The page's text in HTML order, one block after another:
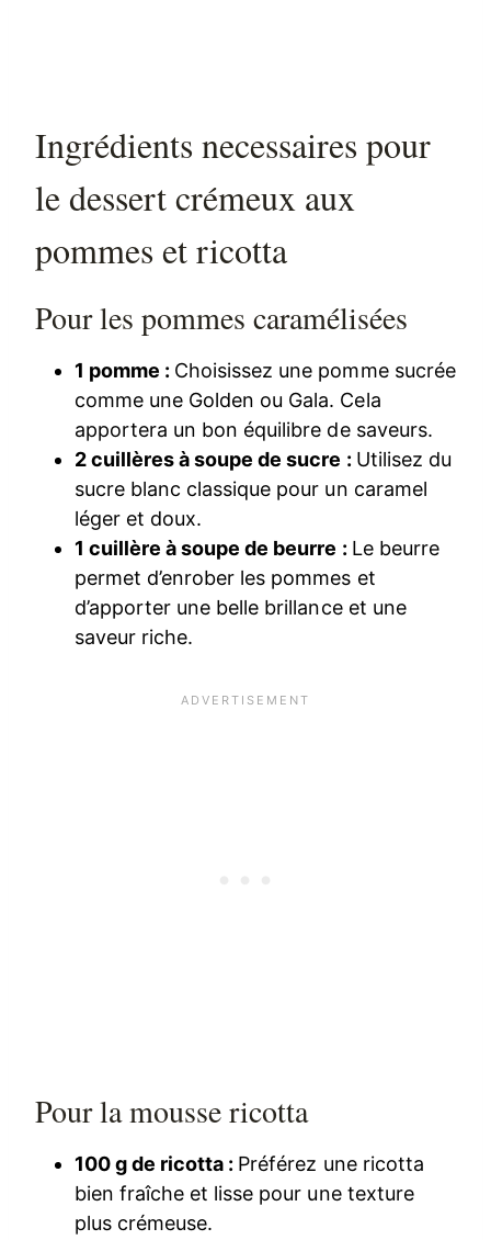
Ingrédients necessaires pour
le dessert crémeux aux
pommes et ricotta
Pour les pommes caramélisées
1 pomme : Choisissez une pomme sucrée
comme une Golden ou Gala. Cela
apportera un bon équilibre de saveurs.
2 cuillères à soupe de sucre : Utilisez du
sucre blanc classique pour un caramel
léger et doux.
1 cuillère à soupe de beurre : Le beurre
permet d’enrober les pommes et
d’apporter une belle brillance et une
saveur riche.
Pour la mousse ricotta
100 g de ricotta : Préférez une ricotta
bien fraîche et lisse pour une texture
plus crémeuse.